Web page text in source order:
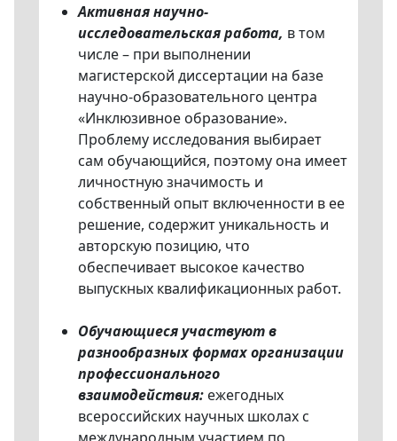
Активная научно-
исследовательская работа, в том
числе – при выполнении
магистерской диссертации на базе
научно-образовательного центра
«Инклюзивное образование».
Проблему исследования выбирает
сам обучающийся, поэтому она имеет
личностную значимость и
собственный опыт включенности в ее
решение, содержит уникальность и
авторскую позицию, что
обеспечивает высокое качество
выпускных квалификационных работ.
Обучающиеся участвуют в
разнообразных формах организации
профессионального
взаимодействия: ежегодных
всероссийских научных школах с
международным участием по